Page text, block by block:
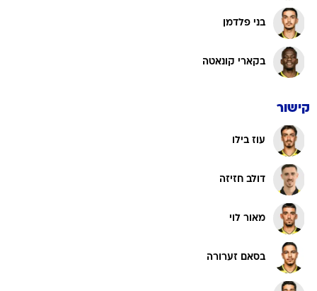
בני פלדמן
בקארי קונאטה
קישור
עוז בילו
דולב חזיזה
מאור לוי
בסאם זערורה